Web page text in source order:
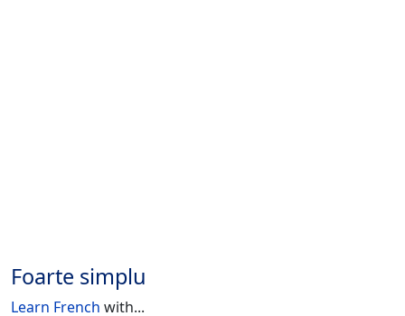
Foarte simplu
Learn French with...